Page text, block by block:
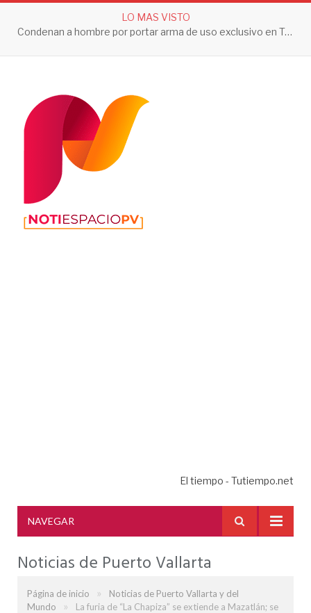
LO MAS VISTO
Condenan a hombre por portar arma sin licencia en Nayarit
El tiempo - Tutiempo.net
NAVEGAR
Noticias de Puerto Vallarta
Página de inicio »
Noticias de Puerto Vallarta y del
Mundo
»
La furia de “La Chapiza” se extiende a Mazatlán; se